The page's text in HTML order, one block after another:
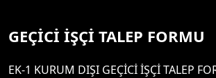
GEÇİCİ İŞÇİ TALEP FORMU
EK-1 KURUM DIŞI GEÇİCİ İŞÇİ TALEP